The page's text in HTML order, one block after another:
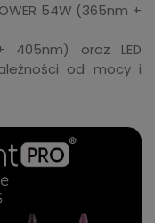
54W (365nm +
405nm) oraz LED
od mocy i